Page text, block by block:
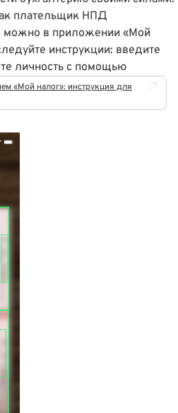
плательщик НПД
можно в приложении «Мой
инструкции: введите
личность с помощью
«Мой налог»: инструкция для